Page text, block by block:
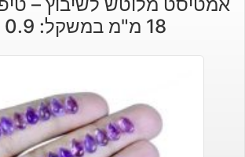
היה:
הוא:
18 מ"מ במשקל: 0.9 קרט